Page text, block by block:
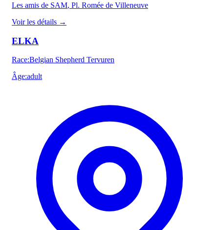
Les amis de SAM, Pl. Romée de Villeneuve
Voir les détails →
ELKA
Race:Belgian Shepherd Tervuren
Âge:adult